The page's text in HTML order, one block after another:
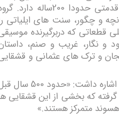
البته سبک موسیقی عاشیق ها متفاوت است و قدمتی حدودا 200ساله
و چگور، سنت های ایلیاتی
قطعاتی که دربرگیرنده
و نگار، غریب و صنم،
و ترک های عثمانی و
او گستره موسیقی قشقایی را گسترده عنوان کرد و اشاره داشت: «حدود
که بخشی از این قشقایی
متمرکز هستند.»